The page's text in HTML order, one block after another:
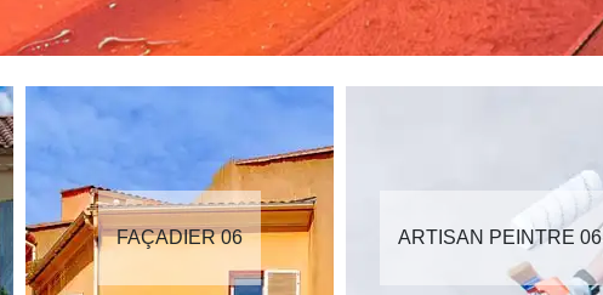
FAÇADIER 06 ARTISAN PEINTRE 06